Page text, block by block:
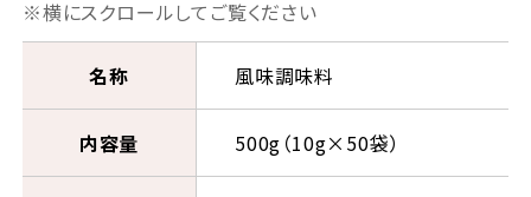
名称 風味調味料
内容量 500g（10g×50袋）